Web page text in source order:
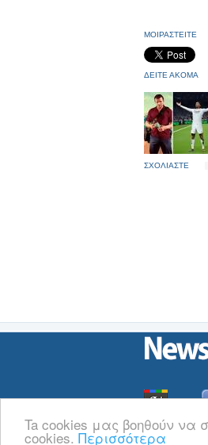
Ta cookies μας βοηθούν να
cookies. Περισσότερα
ΜΟΙΡΑΣΤΕΙΤΕ
ΔΕΙΤΕ ΑΚΟΜΑ
ΣΧΟΛΙΑΣΤΕ
ΟιΕιδήσεις